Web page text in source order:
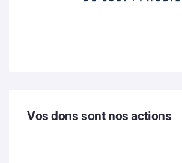
Vos dons sont nos actions